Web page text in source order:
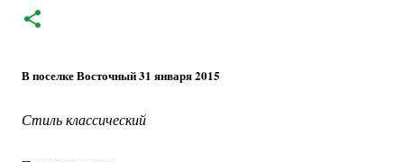
В поселке Восточный 31 января 2015
Стиль классический